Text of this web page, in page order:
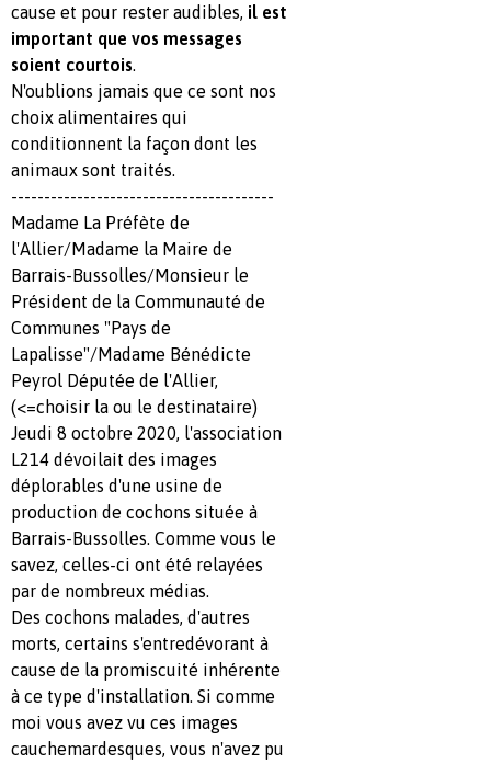
cause et pour rester audibles, il est
important que vos messages
soient courtois.
N'oublions jamais que ce sont nos
choix alimentaires qui
conditionnent la façon dont les
animaux sont traités.
----------------------------------------
Madame La Préfète de
l'Allier/Madame la Maire de
Barrais-Bussolles/Monsieur le
Président de la Communauté de
Communes "Pays de
Lapalisse"/Madame Bénédicte
Peyrol Députée de l'Allier,
(<=choisir la ou le destinataire)
Jeudi 8 octobre 2020, l'association
L214 dévoilait des images
déplorables d'une usine de
production de cochons située à
Barrais-Bussolles. Comme vous le
savez, celles-ci ont été relayées
par de nombreux médias.
Des cochons malades, d'autres
morts, certains s'entredévorant à
cause de la promiscuité inhérente
à ce type d'installation. Si comme
moi vous avez vu ces images
cauchemardesques, vous n'avez pu